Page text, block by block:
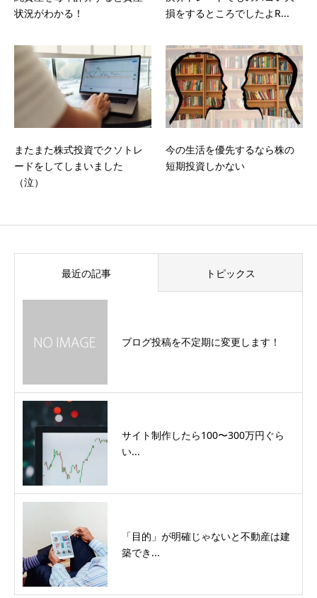
状況がわかる！
損をするところでしたよR...
またまた株式投資でクソトレ
ードをしてしまいました
（泣）
今の生活を優先するなら株の
短期投資しかない
最近の記事 トピックス
ブログ投稿を不定期に変更します！
サイト制作したら100〜300万円ぐら
い...
「目的」が明確じゃないと不動産は建
築でき...